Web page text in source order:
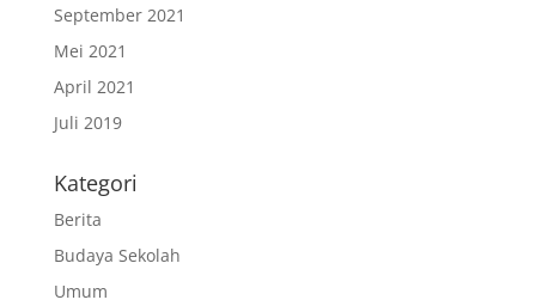
September 2021
Mei 2021
April 2021
Juli 2019
Kategori
Berita
Budaya Sekolah
Umum